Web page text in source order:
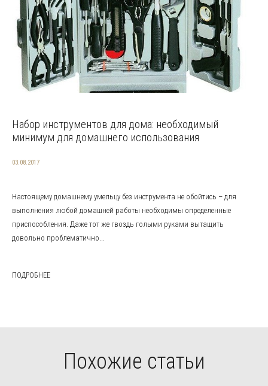
Набор инструментов для дома: необходимый
минимум для домашнего использования
03.08.2017
Настоящему домашнему умельцу без инструмента не обойтись – для
выполнения любой домашней работы необходимы определенные
приспособления. Даже тот же гвоздь голыми руками вытащить
довольно проблематично...
ПОДРОБНЕЕ
Похожие статьи